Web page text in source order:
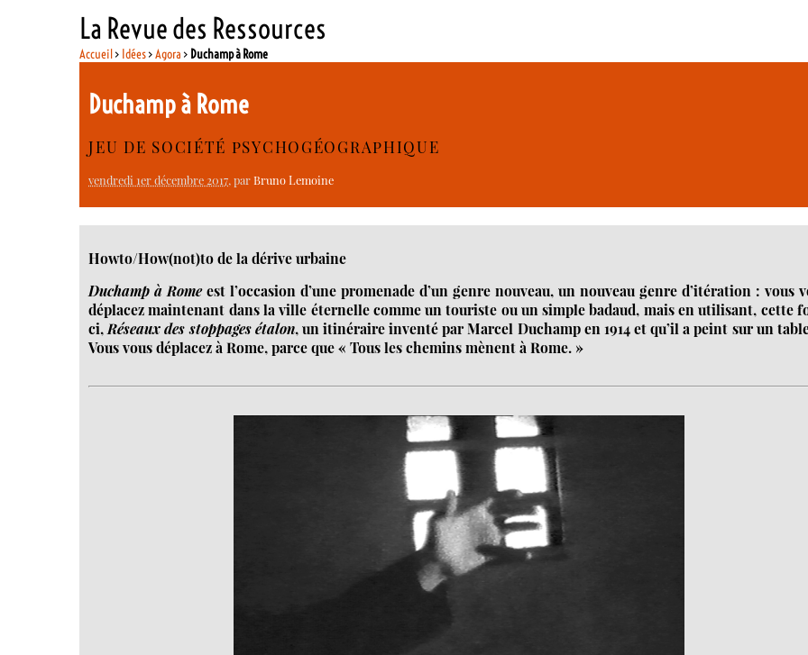
La Revue des Ressources
Accueil> Idées>Agora > Duchamp à Rome
Duchamp à Rome
JEU DE SOCIÉTÉ PSYCHOGÉOGRAPHIQUE
vendredi 1er décembre 2017, parBruno Lemoine
Howto/How(not)to de la dérive urbaine
Duchamp à Romeest l’occasion d’une promenade d’un genre nouveau, un nouveau genre d’itération : vous
déplacez maintenant dans la ville éternelle comme un touriste ou un simple badaud, mais en utilisant, cette
ci,Réseaux des stoppages étalon, un itinéraire inventé par Marcel Duchamp en 1914 et qu’il a peint sur un
Vous vous déplacez à Rome, parce que « Tous les chemins mènent à Rome. »